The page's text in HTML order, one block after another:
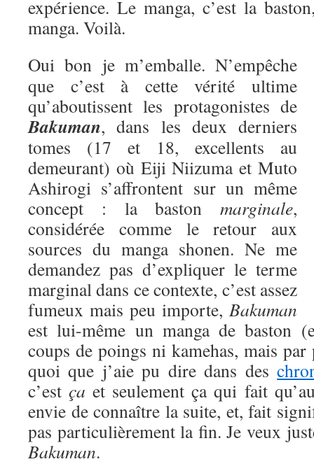
expérience. Le manga, c’est la
manga. Voilà.
Oui bon je m’emballe. N’empêche
que c’est à cette vérité ultime
qu’aboutissent les protagonistes de
Bakuman, dans les deux derniers
tomes (17 et 18, excellents au
demeurant) où Eiji Niizuma et Muto
Ashirogi s’affrontent sur un même
concept : la baston marginale,
considérée comme le retour aux
sources du manga shonen. Ne me
demandez pas d’expliquer le terme
marginal dans ce contexte, c’est assez
fumeux mais peu importe, Bakuman
est lui-même un manga de baston
coups de poings ni kamehas, mais
quoi que j’aie pu dire dans des
c’estça et seulement ça qui fait
envie de connaître la suite, et, fait
pas particulièrement la fin. Je veux
Bakuman.